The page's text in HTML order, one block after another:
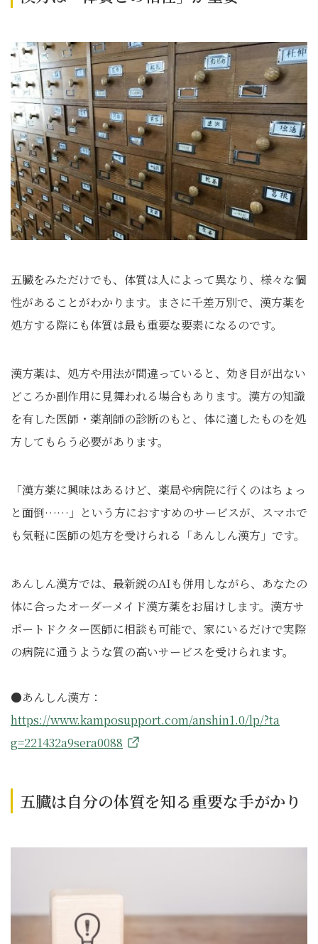
五臓をみただけでも、体質は人によって異なり、様々な個
性があることがわかります。まさに千差万別で、漢方薬を
処方する際にも体質は最も重要な要素になるのです。
漢方薬は、処方や用法が間違っていると、効き目が出ない
どころか副作用に見舞われる場合もあります。漢方の知識
を有した医師・薬剤師の診断のもと、体に適したものを処
方してもらう必要があります。
「漢方薬に興味はあるけど、薬局や病院に行くのはちょっ
と面倒……」という方におすすめのサービスが、スマホで
も気軽に医師の処方を受けられる「あんしん漢方」です。
あんしん漢方では、最新鋭のAIも併用しながら、あなたの
体に合ったオーダーメイド漢方薬をお届けします。漢方サ
ポートドクター医師に相談も可能で、家にいるだけで実際
の病院に通うような質の高いサービスを受けられます。
●あんしん漢方：
https://www.kamposupport.com/anshin1.0/lp/?ta
g=221432a9sera0088
五臓は自分の体質を知る重要な手がかり